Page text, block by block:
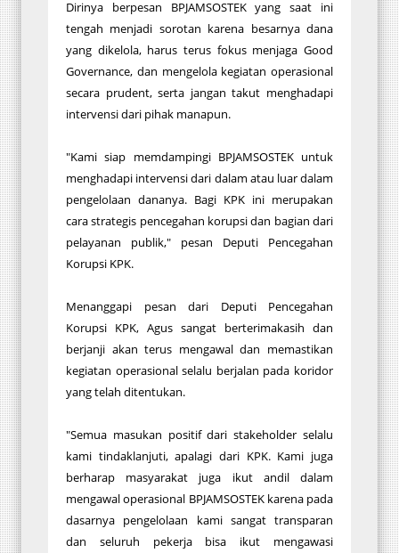
Dirinya berpesan BPJAMSOSTEK yang saat ini
tengah menjadi sorotan karena besarnya dana
yang dikelola, harus terus fokus menjaga Good
Governance, dan mengelola kegiatan operasional
secara prudent, serta jangan takut menghadapi
intervensi dari pihak manapun.
"Kami siap memdampingi BPJAMSOSTEK untuk
menghadapi intervensi dari dalam atau luar dalam
pengelolaan dananya. Bagi KPK ini merupakan
cara strategis pencegahan korupsi dan bagian dari
pelayanan publik," pesan Deputi Pencegahan
Korupsi KPK.
Menanggapi pesan dari Deputi Pencegahan
Korupsi KPK, Agus sangat berterimakasih dan
berjanji akan terus mengawal dan memastikan
kegiatan operasional selalu berjalan pada koridor
yang telah ditentukan.
"Semua masukan positif dari stakeholder selalu
kami tindaklanjuti, apalagi dari KPK. Kami juga
berharap masyarakat juga ikut andil dalam
mengawal operasional BPJAMSOSTEK karena pada
dasarnya pengelolaan kami sangat transparan
dan seluruh pekerja bisa ikut mengawasi